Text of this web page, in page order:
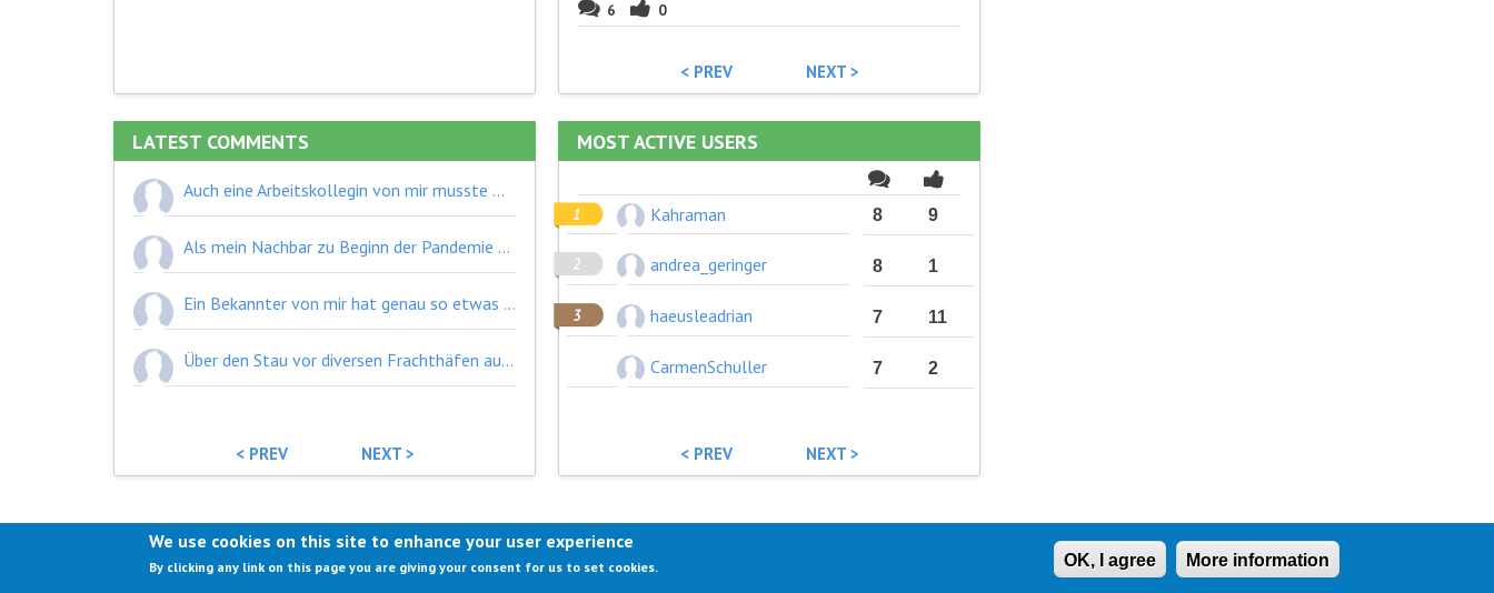
6 0
< PREV NEXT >
LATEST COMMENTS
Auch eine Arbeitskollegin von mir musste wochenlang auf ein Ikea-Teil warten. Zwischenzeitlich hat sie es sogar schon über Willhaben probiert beziehungsweise überlegt nach Bratislava zu fahren und es eventuell dort abzuholen. Nicht nur die Pandemie sondern auch die Käferplage sind, soweit ich weiß, Auslöser für diese Lieferengpässe.
Als mein Nachbar zu Beginn der Pandemie mit Einweghandschuhen einkaufen war habe ich ihn belächelt - aber es stellt sich heraus, dass scheinbar doch viele vermehrt auf solche Produkte gesetzt haben/setzen. An Lieferengpässe in diesem Bereich habe ich noch gar nicht gedacht- eigentlich logisch. Desinfektionsmittel waren ja eine Zeit lang auch ziemlich rar.
Ein Bekannter von mir hat genau so etwas gemacht - allerdings schon vor Corona. Sie haben Plattform für Outdoorgeräte (Ski, Kletterequipment, etc.) geschaffen, die einerseits von Leuten angeboten werden und andererseits von Leuten gemietet werden, die sich keine teure Ausrüstung kaufen möchten - vor allem weil es die meiste Zeit eh irgendwo herumsteht.
Über den Stau vor diversen Frachthäfen aufgrund der Coronakrise habe ich in den letzten Monate einiges gelesen. Teileweise beträgt die Zeit, bis die Schiffe in den Hafen einfahren können, einige Wochen.
< PREV NEXT >
MOST ACTIVE USERS
Kahraman 8 9
andrea_geringer 8 1
haeusleadrian 7 11
CarmenSchuller 7 2
< PREV NEXT >
IMPRESSUM
We use cookies on this site to enhance your user experience
By clicking any link on this page you are giving your consent for us to set cookies. OK, I agree More information